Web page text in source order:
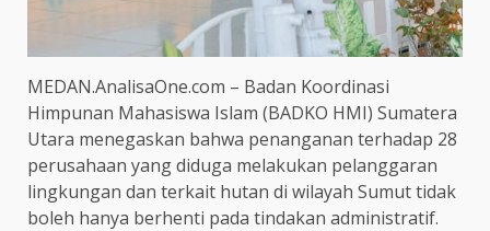
MEDAN.AnalisaOne.com – Badan Koordinasi
Himpunan Mahasiswa Islam (BADKO HMI) Sumatera
Utara menegaskan bahwa penanganan terhadap 28
perusahaan yang diduga melakukan pelanggaran
lingkungan dan terkait hutan di wilayah Sumut tidak
boleh hanya berhenti pada tindakan administratif.